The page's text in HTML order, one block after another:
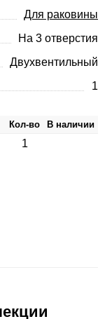
Для раковины
На 3 отверстия
Двухвентильный
1
Кол-во В наличии
1